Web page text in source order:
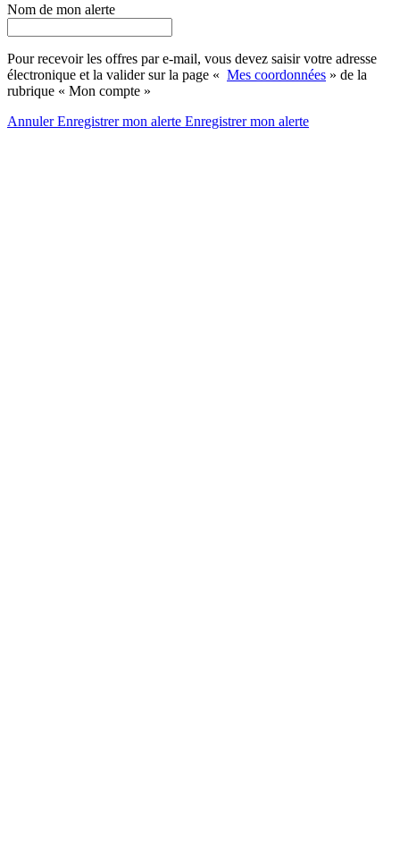
Nom de mon alerte
Pour recevoir les offres par e-mail, vous devez saisir votre adresse
électronique et la valider sur la page « Mes coordonnées » de la
rubrique « Mon compte »
AnnulerEnregistrer mon alerte Enregistrermon alerte